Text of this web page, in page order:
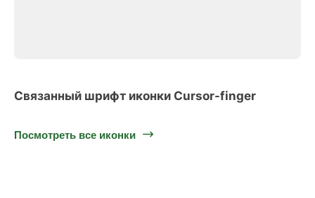
Связанный шрифт иконки Cursor-finger
Посмотреть все иконки